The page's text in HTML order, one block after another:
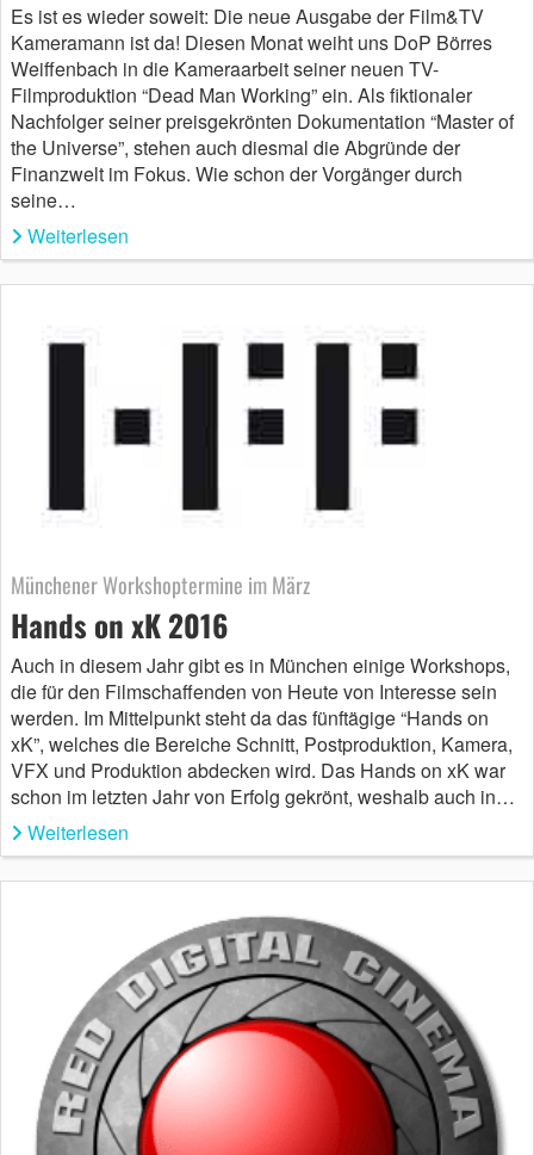
Es ist es wieder soweit: Die neue Ausgabe der Film&TV
Kameramann ist da! Diesen Monat weiht uns DoP Börres
Weiffenbach in die Kameraarbeit seiner neuen TV-
Filmproduktion “Dead Man Working” ein. Als fiktionaler
Nachfolger seiner preisgekrönten Dokumentation “Master of
the Universe”, stehen auch diesmal die Abgründe der
Finanzwelt im Fokus. Wie schon der Vorgänger durch
seine…
Weiterlesen
Münchener Workshoptermine im März
Hands on xK 2016
Auch in diesem Jahr gibt es in München einige Workshops,
die für den Filmschaffenden von Heute von Interesse sein
werden. Im Mittelpunkt steht da das fünftägige “Hands on
xK”, welches die Bereiche Schnitt, Postproduktion, Kamera,
VFX und Produktion abdecken wird. Das Hands on xK war
schon im letzten Jahr von Erfolg gekrönt, weshalb auch in…
Weiterlesen